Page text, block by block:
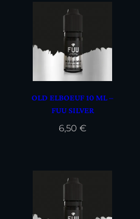
OLD ELBOEUF 10 ML –
FUU SILVER
6,50 €